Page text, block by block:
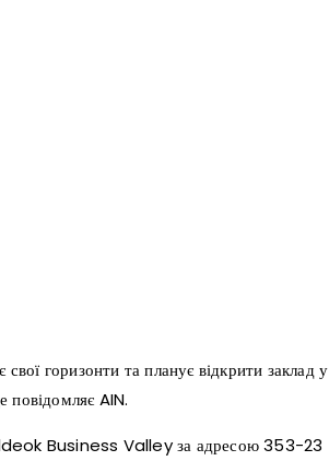
горизонти та планує відкрити заклад у
повідомляє AIN.
Business Valley за адресою 353-23